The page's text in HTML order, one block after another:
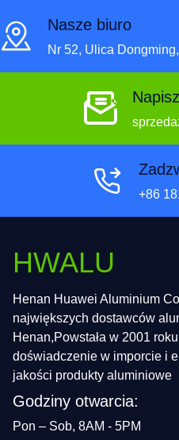
Nasze biuro
Nr 52, Ulica
+86
HWALU
Henan Huawei Aluminium
największych dostawców
Henan,Powstała w 2001
doświadczenie w imporcie i
jakości produkty aluminiowe
Godziny otwarcia:
Pon – Sob, 8AM - 5PM